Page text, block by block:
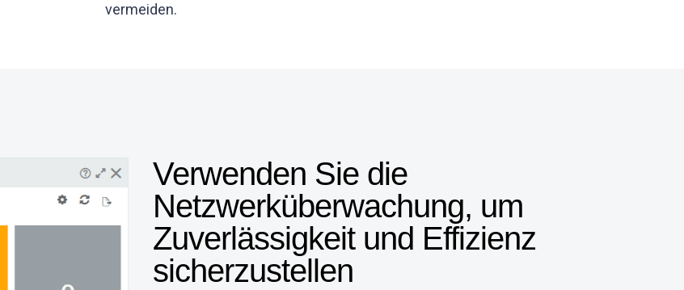
vermeiden.
Verwenden Sie die
Netzwerküberwachung, um
Zuverlässigkeit und Effizienz
sicherzustellen